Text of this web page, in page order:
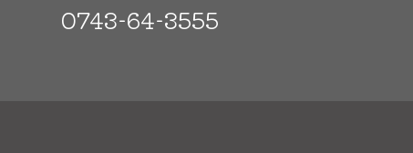
0743-64-3555